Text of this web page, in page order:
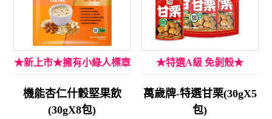
★新上市★擁有小綠人標章
機能杏仁什穀堅果飲
(30gX8包)
★特選A級 免剝殼★
萬歲牌-特選甘栗(30gX5
包)